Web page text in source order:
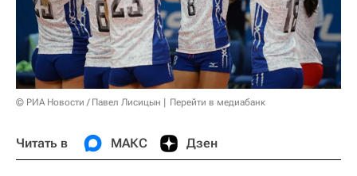
© РИА Новости / Павел Лисицын Перейти в медиабанк
Читать в МАКС Дзен